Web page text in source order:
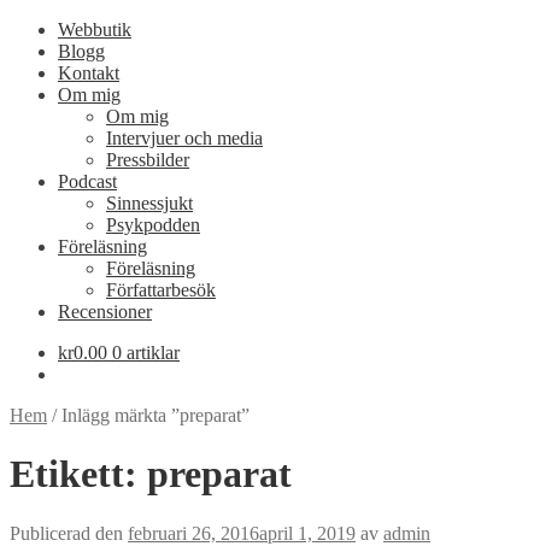
Webbutik
Blogg
Kontakt
Om mig
Om mig
Intervjuer och media
Pressbilder
Podcast
Sinnessjukt
Psykpodden
Föreläsning
Föreläsning
Författarbesök
Recensioner
kr0.00 0 artiklar
Hem /Inlägg märkta ”preparat”
Etikett: preparat
Publicerad den februari 26, 2016april 1, 2019 av admin